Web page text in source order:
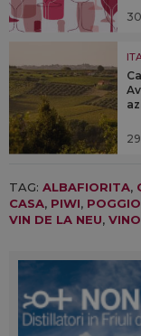
TAG: ALBAFIORITA,
CASA, PIWI,
VIN DE LA NEU, VINO